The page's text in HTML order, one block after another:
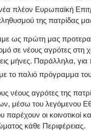
πλέον Ευρωπαϊκή
της πατρίδας
ως πρώτη μας
σε νέους αγρότες
μήνες. Παράλληλα,
το παλιό πρόγραμμα
νέους αγρότες της
μέσω του λεγόμενου
οι κοινοτικοί
κάθε Περιφέρειας.